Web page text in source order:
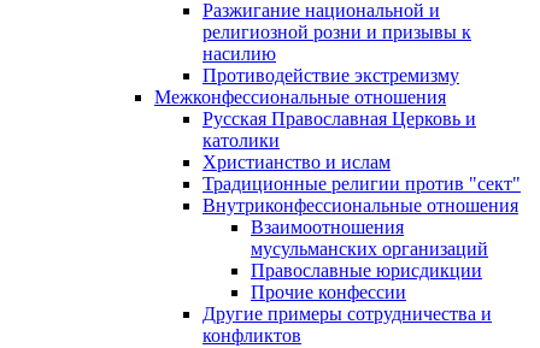
Разжигание национальной и
религиозной розни и призывы к
насилию
Противодействие экстремизму
Межконфессиональные отношения
Русская Православная Церковь и
католики
Христианство и ислам
Традиционные религии против "сект"
Внутриконфессиональные отношения
Взаимоотношения
мусульманских организаций
Православные юрисдикции
Прочие конфессии
Другие примеры сотрудничества и
конфликтов